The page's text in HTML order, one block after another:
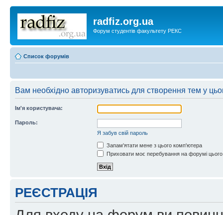
radfiz.org.ua
Форум студентів факультету РЕКС
Список форумів
Вам необхідно авторизуватись для створення тем у
Ім'я користувача:
Пароль:
Я забув свій пароль
Запам'ятати мене з цього комп'ютера
Приховати моє перебування на форумі
РЕЄСТРАЦІЯ